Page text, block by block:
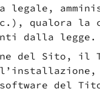
legale,
qualora
dalla legge.
del Sito, il
del